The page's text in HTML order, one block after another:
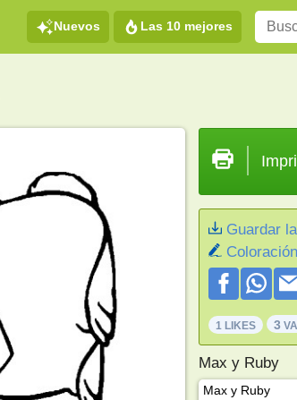
Nuevos Las 10 mejores
Guardar
1 LIKES 3
Max y Ruby
Max y Ruby